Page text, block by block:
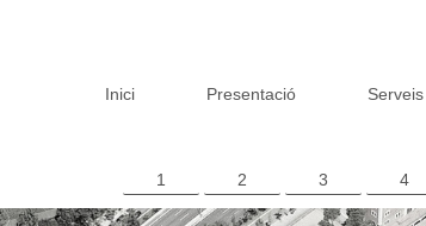
Inici Presentació Serveis
1 2 3 4